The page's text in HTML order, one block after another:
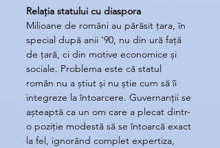
Relația statului cu diaspora
Milioane de români au părăsit țara, în
special după anii '90, nu din ură față
de țară, ci din motive economice și
sociale. Problema este că statul
român nu a știut și nu știe cum să îi
integreze la întoarcere. Guvernanții se
așteaptă ca un om care a plecat dintr-
o poziție modestă să se întoarcă exact
la fel, ignorând complet expertiza,